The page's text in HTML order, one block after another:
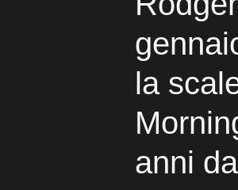
la
anni